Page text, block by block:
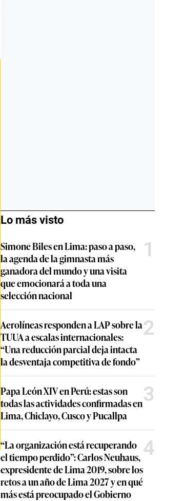
Lo más visto
Simone Biles en Lima: paso a paso,
la agenda de la gimnasta más
ganadora del mundo y una visita
que emocionará a toda una
selección nacional
1
Aerolíneas responden a LAP sobre la
TUUA a escalas internacionales:
“Una reducción parcial deja intacta
la desventaja competitiva de fondo”
2
Papa León XIV en Perú: estas son
todas las actividades confirmadas en
Lima, Chiclayo, Cusco y Pucallpa
3
“La organización está recuperando
el tiempo perdido”: Carlos Neuhaus,
expresidente de Lima 2019, sobre los
retos a un año de Lima 2027 y en qué
más está preocupado el Gobierno
4